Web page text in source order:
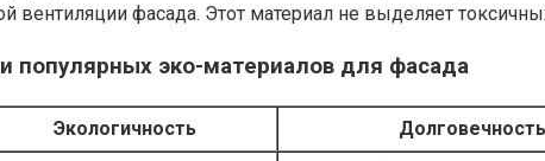
вентиляции фасада. Этот материал не выделяет
популярных эко-материалов для фасада
Экологичность Долговечность